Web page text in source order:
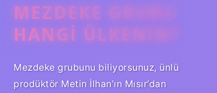
MEZDEKE GRUBU
HANGI ÜLKENIN?
Mezdeke grubunu biliyorsunuz, ünlü
prodüktör Metin İlhan’ın Mısır’dan